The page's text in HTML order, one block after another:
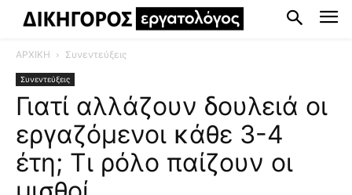
ΑΡΧΙΚΗ Συνεντεύξεις
Συνεντεύξεις
Γιατί αλλάζουν δουλειά οι
εργαζόμενοι κάθε 3-4
έτη; Τι ρόλο παίζουν οι